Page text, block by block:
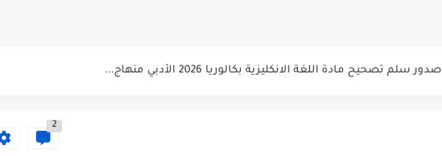
امتحان الرياضيات مع الحل لشهادة التعليم الاساسي والاعدادية الشرعية دورة...
2